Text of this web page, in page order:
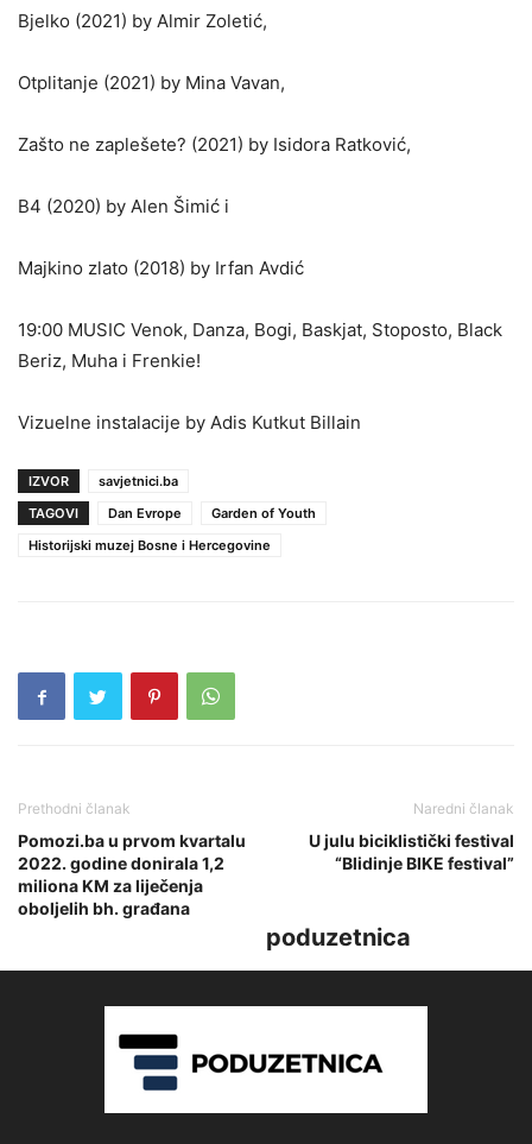
Bjelko (2021) by Almir Zoletić,
Otplitanje (2021) by Mina Vavan,
Zašto ne zaplešete? (2021) by Isidora Ratković,
B4 (2020) by Alen Šimić i
Majkino zlato (2018) by Irfan Avdić
19:00 MUSIC Venok, Danza, Bogi, Baskjat, Stoposto, Black
Beriz, Muha i Frenkie!
Vizuelne instalacije by Adis Kutkut Billain
IZVOR
savjetnici.ba
TAGOVI
Dan Evrope
Garden of Youth
Historijski muzej Bosne i Hercegovine
Prethodni članak
Pomozi.ba u prvom kvartalu
2022. godine donirala 1,2
miliona KM za liječenja
oboljelih bh. građana
Naredni članak
U julu biciklistički festival
“Blidinje BIKE festival”
poduzetnica